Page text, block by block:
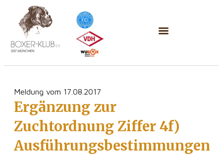
Meldung vom 17.08.2017
Ergänzung zur
Zuchtordnung Ziffer 4f)
Ausführungsbestimmungen